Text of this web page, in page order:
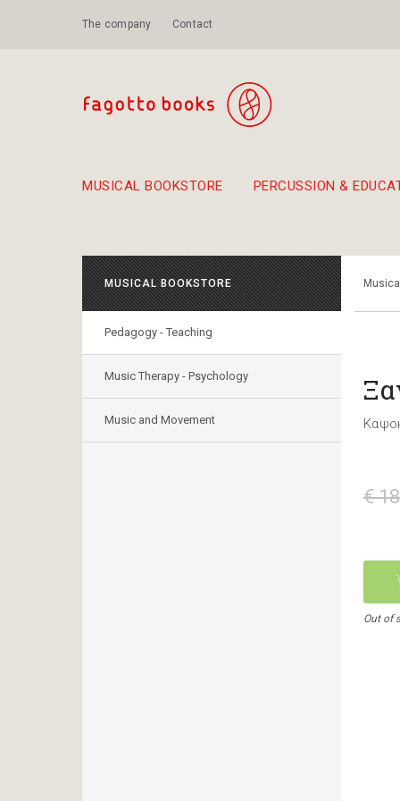
The company Contact
MUSICAL BOOKSTORE PERCUSSION &
MUSICAL BOOKSTORE
Pedagogy - Teaching
Music Therapy - Psychology
Music and Movement
€
Out of